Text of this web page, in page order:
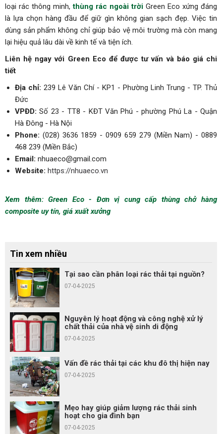
loại rác thông minh,thùng rác ngoài trời Green Eco xứng đáng
là lựa chọn hàng đầu để giữ gìn không gian sạch đẹp. Việc tin
dùng sản phẩm không chỉ giúp bảo vệ môi trường mà còn mang
lại hiệu quả lâu dài về kinh tế và tiện ích.
Liên hệ ngay với Green Eco để được tư vấn và báo giá chi
tiết
Địa chỉ: 239 Lê Văn Chí - KP1 - Phường Linh Trung - TP. Thủ
Đức
VPĐD: Số 23 - TT8 - KĐT Văn Phú - phường Phú La - Quận
Hà Đông - Hà Nội
Phone: (028) 3636 1859 - 0909 659 279 (Miền Nam) - 0889
468 239 (Miền Bắc)
Email: nhuaeco@gmail.com
Website: https://nhuaeco.vn
Xem thêm:Green Eco - Đơn vị cung cấp thùng chở hàng
composite uy tín, giá xuất xưởng
Tin xem nhiều
Tại sao cần phân loại rác thải tại nguồn?
07-04-2025
Nguyên lý hoạt động và công nghệ xử lý
chất thải của nhà vệ sinh di động
07-04-2025
Vấn đề rác thải tại các khu đô thị hiện nay
07-04-2025
Mẹo hay giúp giảm lượng rác thải sinh
hoạt cho gia đình bạn
07-04-2025